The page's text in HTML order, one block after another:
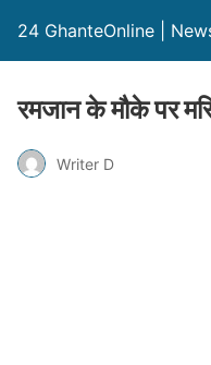
24 GhanteOnline |
रमजान के मौके पर
Writer D